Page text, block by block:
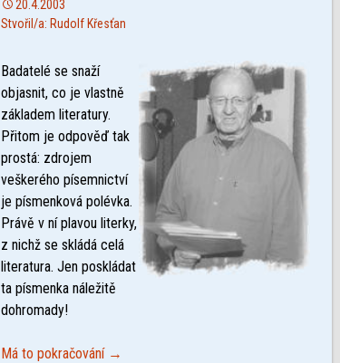
20.4.2003
Stvořil/a: Rudolf Křesťan
Badatelé se snaží
objasnit, co je vlastně
základem literatury.
Přitom je odpověď tak
prostá: zdrojem
veškerého písemnictví
je písmenková polévka.
Právě v ní plavou literky,
z nichž se skládá celá
literatura. Jen poskládat
ta písmenka náležitě
dohromady!
Má to pokračování →